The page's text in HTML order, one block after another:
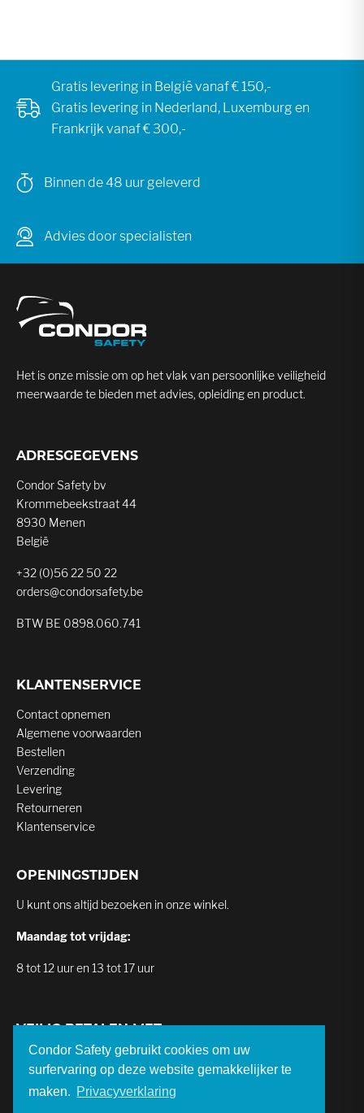
Condor Safety gebruikt cookies om uw
surfervaring op deze website gemakkelijker te
maken. Privacyverklaring
Gratis levering in België vanaf € 150,-
Gratis levering in Nederland, Luxemburg en
Frankrijk vanaf € 300,-
Binnen de 48 uur geleverd
Advies door specialisten
Het is onze missie om op het vlak van persoonlijke veiligheid
meerwaarde te bieden met advies, opleiding en product.
ADRESGEGEVENS
Condor Safety bv
Krommebeekstraat 44
8930 Menen
België
+32 (0)56 22 50 22
orders@condorsafety.be
BTW BE 0898.060.741
KLANTENSERVICE
Contact opnemen
Algemene voorwaarden
Bestellen
Verzending
Levering
Retourneren
Klantenservice
OPENINGSTIJDEN
U kunt ons altijd bezoeken in onze winkel.
Maandag tot vrijdag:
8 tot 12 uur en 13 tot 17 uur
VEILIG BETALEN MET